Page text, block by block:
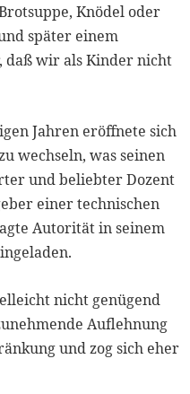
Knödel oder
später einem
daß wir als Kinder nicht
Jahren eröffnete sich
wechseln, was seinen
und beliebter Dozent
einer technischen
Autorität in seinem
nicht genügend
Auflehnung
und zog sich eher